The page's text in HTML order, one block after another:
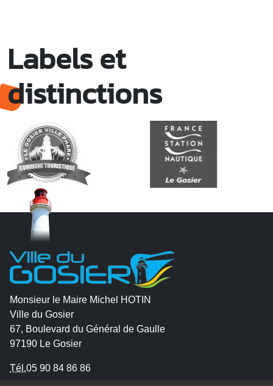
Labels et
distinctions
Monsieur le Maire Michel HOTIN
Ville du Gosier
67, Boulevard du Général de Gaulle
97190 Le Gosier
Tél.05 90 84 86 86